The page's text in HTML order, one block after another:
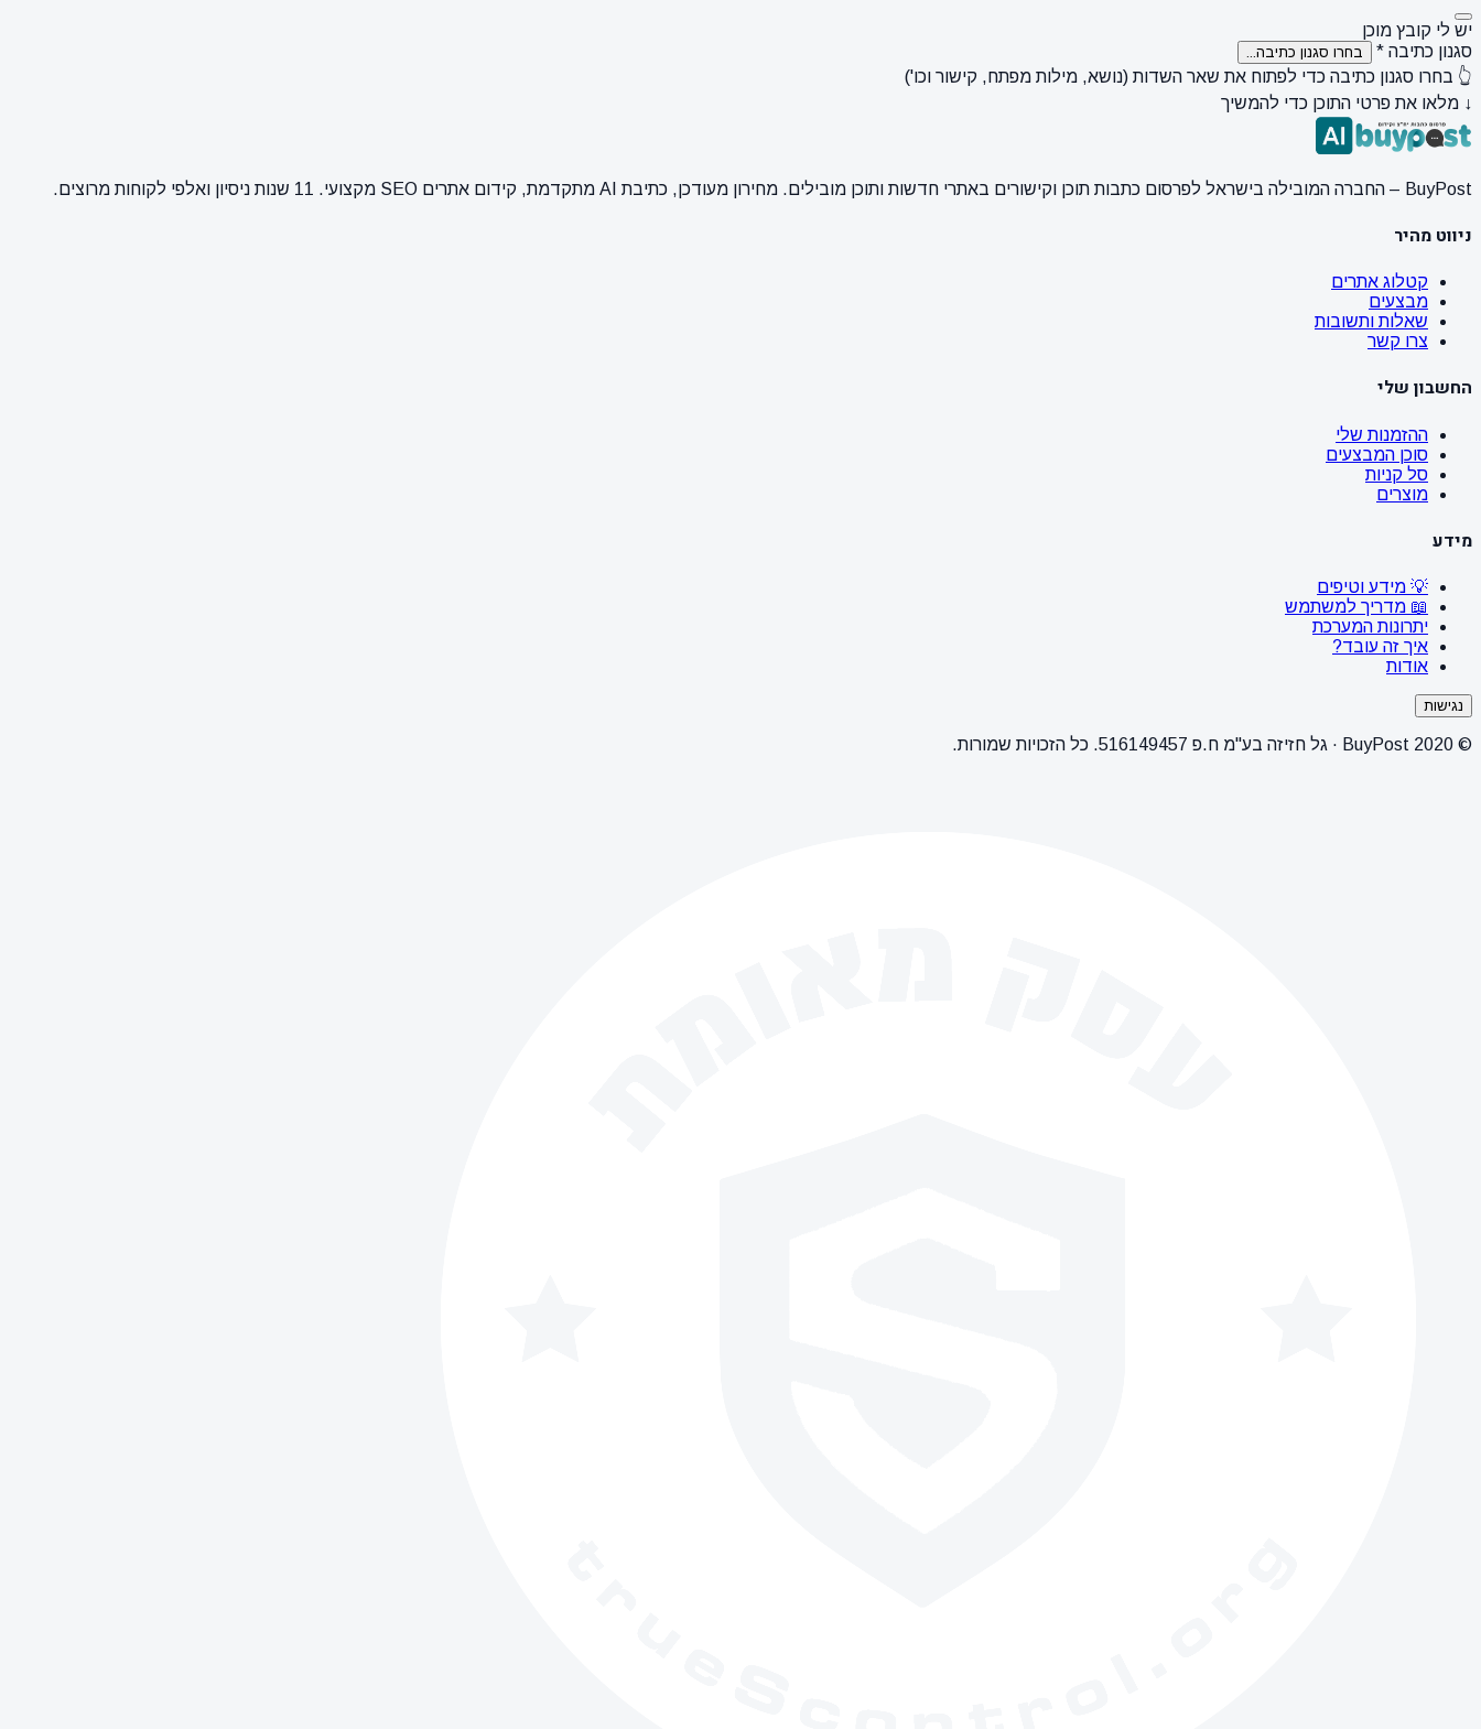
יש לי קובץ מוכן
סגנון כתיבה * בחרו סגנון כתיבה...
👆 בחרו סגנון כתיבה כדי לפתוח את שאר השדות (נושא, מילות מפתח, קישור וכו')
↓ מלאו את פרטי התוכן כדי להמשיך
BuyPost – החברה המובילה בישראל לפרסום כתבות תוכן וקישורים באתרי חדשות ותוכן מובילים. מחירון מעודכן, כתיבת AI מתקדמת, קידום אתרים SEO מקצועי. 11 שנות ניסיון ואלפי לקוחות מרוצים.
ניווט מהיר
קטלוג אתרים
מבצעים
שאלות ותשובות
צרו קשר
החשבון שלי
ההזמנות שלי
סוכן המבצעים
סל קניות
מוצרים
מידע
💡 מידע וטיפים
📖 מדריך למשתמש
יתרונות המערכת
איך זה עובד?
אודות
נגישות
© 2020 BuyPost · גל חזיזה בע"מ ח.פ 516149457. כל הזכויות שמורות.